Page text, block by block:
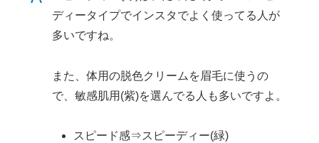
ディータイプでインスタでよく使ってる人が
多いですね。
また、体用の脱色クリームを眉毛に使うの
で、敏感肌用(紫)を選んでる人も多いですよ。
スピード感⇒スピーディー(緑)